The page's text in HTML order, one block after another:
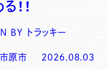
！！
BY トラッキー
原市 2026.08.03